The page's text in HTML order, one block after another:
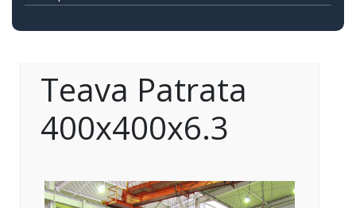
Teava Patrata
400x400x6.3